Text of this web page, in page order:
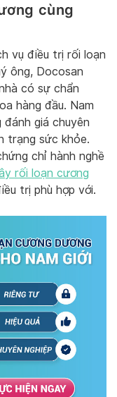
cùng
vụ điều trị rối loạn
ông, Docosan
có sự chẩn
hàng đầu. Nam
giá chuyên
trạng sức khỏe.
chỉ hành nghề
rối loạn cương
trị phù hợp với.